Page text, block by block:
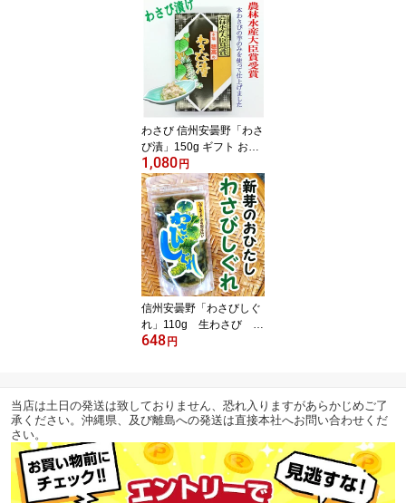
わさび 信州安曇野「わさ
び漬」150g ギフト お中
元 お歳暮 本生わさび使
用 お土産
1,080円
信州安曇野「わさびしぐ
れ」110g 生わさび お
うちごはん
648円
当店は土日の発送は致しておりません、恐れ入りますがあらかじめご了
承ください。沖縄県、及び離島への発送は直接本社へお問い合わせくだ
さい。